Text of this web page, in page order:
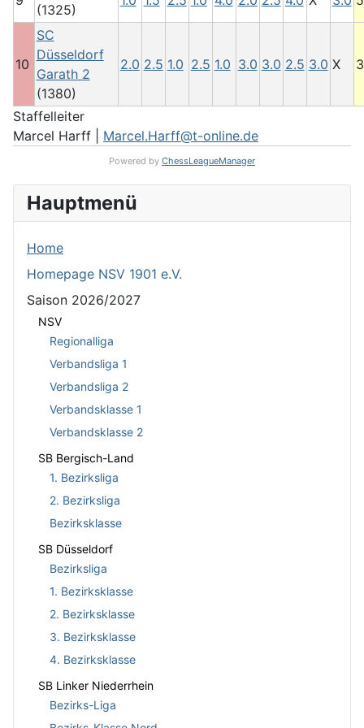
(1325)
10
SC
Düsseldorf
Garath 2
(1380)
2.0 2.5 1.0 2.5 1.0 3.0 3.0 2.5 3.0 X 3
Staffelleiter
Marcel Harff | Marcel.Harff@t-online.de
Powered by ChessLeagueManager
Hauptmenü
Home
Homepage NSV 1901 e.V.
Saison 2026/2027
NSV
Regionalliga
Verbandsliga 1
Verbandsliga 2
Verbandsklasse 1
Verbandsklasse 2
SB Bergisch-Land
1. Bezirksliga
2. Bezirksliga
Bezirksklasse
SB Düsseldorf
Bezirksliga
1. Bezirksklasse
2. Bezirksklasse
3. Bezirksklasse
4. Bezirksklasse
SB Linker Niederrhein
Bezirks-Liga